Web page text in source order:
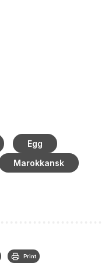
Egg
Marokkansk
Print